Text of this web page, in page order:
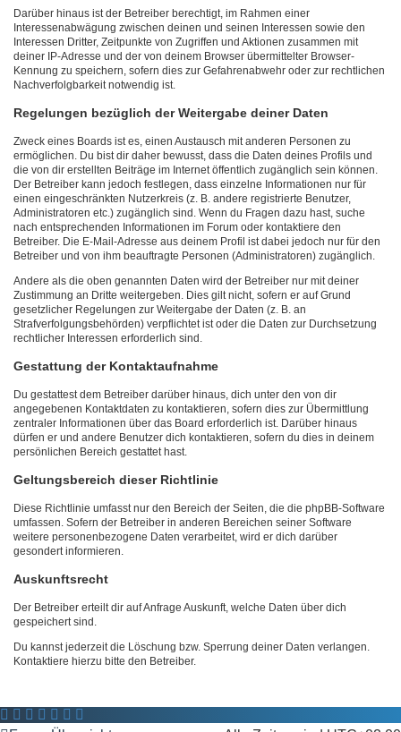
Darüber hinaus ist der Betreiber berechtigt, im Rahmen einer
Interessenabwägung zwischen deinen und seinen Interessen sowie den
Interessen Dritter, Zeitpunkte von Zugriffen und Aktionen zusammen mit
deiner IP-Adresse und der von deinem Browser übermittelter Browser-
Kennung zu speichern, sofern dies zur Gefahrenabwehr oder zur rechtlichen
Nachverfolgbarkeit notwendig ist.
Regelungen bezüglich der Weitergabe deiner Daten
Zweck eines Boards ist es, einen Austausch mit anderen Personen zu
ermöglichen. Du bist dir daher bewusst, dass die Daten deines Profils und
die von dir erstellten Beiträge im Internet öffentlich zugänglich sein können.
Der Betreiber kann jedoch festlegen, dass einzelne Informationen nur für
einen eingeschränkten Nutzerkreis (z. B. andere registrierte Benutzer,
Administratoren etc.) zugänglich sind. Wenn du Fragen dazu hast, suche
nach entsprechenden Informationen im Forum oder kontaktiere den
Betreiber. Die E-Mail-Adresse aus deinem Profil ist dabei jedoch nur für den
Betreiber und von ihm beauftragte Personen (Administratoren) zugänglich.
Andere als die oben genannten Daten wird der Betreiber nur mit deiner
Zustimmung an Dritte weitergeben. Dies gilt nicht, sofern er auf Grund
gesetzlicher Regelungen zur Weitergabe der Daten (z. B. an
Strafverfolgungsbehörden) verpflichtet ist oder die Daten zur Durchsetzung
rechtlicher Interessen erforderlich sind.
Gestattung der Kontaktaufnahme
Du gestattest dem Betreiber darüber hinaus, dich unter den von dir
angegebenen Kontaktdaten zu kontaktieren, sofern dies zur Übermittlung
zentraler Informationen über das Board erforderlich ist. Darüber hinaus
dürfen er und andere Benutzer dich kontaktieren, sofern du dies in deinem
persönlichen Bereich gestattet hast.
Geltungsbereich dieser Richtlinie
Diese Richtlinie umfasst nur den Bereich der Seiten, die die phpBB-Software
umfassen. Sofern der Betreiber in anderen Bereichen seiner Software
weitere personenbezogene Daten verarbeitet, wird er dich darüber
gesondert informieren.
Auskunftsrecht
Der Betreiber erteilt dir auf Anfrage Auskunft, welche Daten über dich
gespeichert sind.
Du kannst jederzeit die Löschung bzw. Sperrung deiner Daten verlangen.
Kontaktiere hierzu bitte den Betreiber.